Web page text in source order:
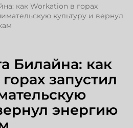
как Workation в горах
культуру и вернул
Билайна: как
запустил
энергию